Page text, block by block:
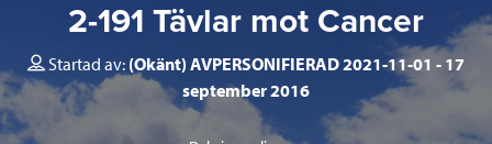
2-191 Tävlar mot Cancer
Startad av: (Okänt) AVPERSONIFIERAD 2021-11-01
17
september 2016